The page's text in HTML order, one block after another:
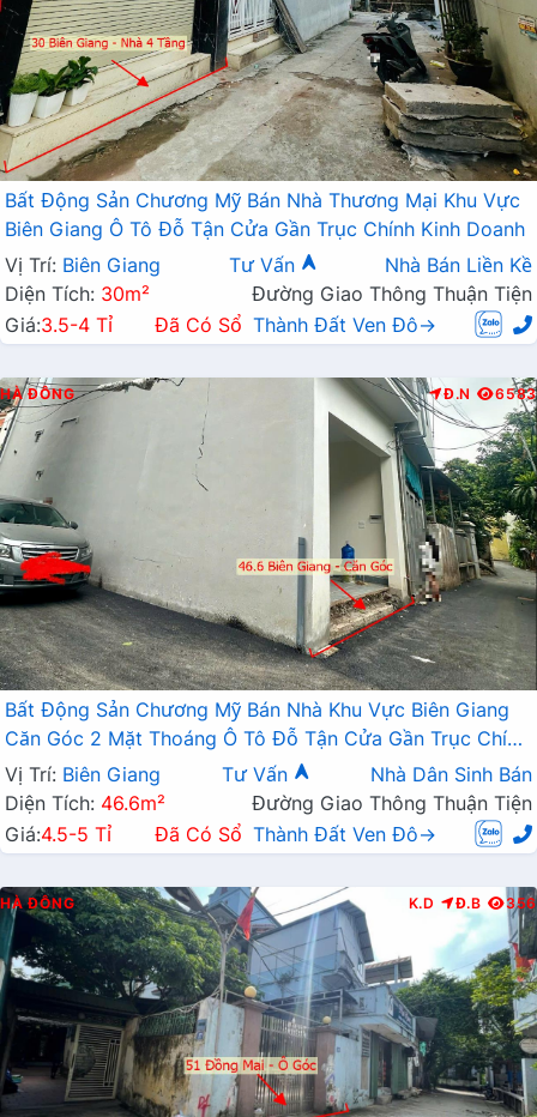
Bất Động Sản Chương Mỹ Bán Nhà Thương Mại Khu Vực
Biên Giang Ô Tô Đỗ Tận Cửa Gần Trục Chính Kinh Doanh
Vị Trí: Biên Giang Tư Vấn
Nhà Bán Liền Kề
Diện Tích: 30m²
Đường Giao Thông Thuận Tiện
Giá:3.5-4 Tỉ Đã Có Sổ Thành Đất Ven Đô→
HÀ ĐÔNG Đ.N 6583
Bất Động Sản Chương Mỹ Bán Nhà Khu Vực Biên Giang
Căn Góc 2 Mặt Thoáng Ô Tô Đỗ Tận Cửa Gần Trục Chính
Kinh Doanh
Vị Trí: Biên Giang Tư Vấn
Nhà Dân Sinh Bán
Diện Tích: 46.6m²
Đường Giao Thông Thuận Tiện
Giá:4.5-5 Tỉ Đã Có Sổ Thành Đất Ven Đô→
HÀ ĐÔNG K.D Đ.B 356